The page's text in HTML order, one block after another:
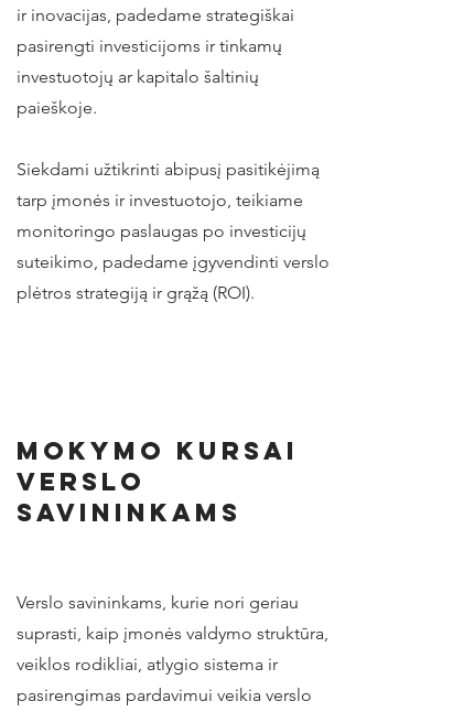
ir inovacijas, padedame strategiškai
pasirengti investicijoms ir tinkamų
investuotojų ar kapitalo šaltinių
paieškoje.
Siekdami užtikrinti abipusį pasitikėjimą
tarp įmonės ir investuotojo, teikiame
monitoringo paslaugas po investicijų
suteikimo, padedame įgyvendinti verslo
plėtros strategiją ir grąžą (ROI).
Mokymo kursai
verslo
savininkams
Verslo savininkams, kurie nori geriau
suprasti, kaip įmonės valdymo struktūra,
veiklos rodikliai, atlygio sistema ir
pasirengimas pardavimui veikia verslo